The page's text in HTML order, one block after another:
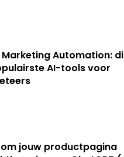
Marketing Automation:
AI-tools voor
jouw productpagina